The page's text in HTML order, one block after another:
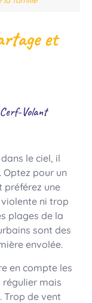
et
Volant
le ciel, il
Optez pour un
préférez une
ni trop
plages de la
sont des
envolée.
en compte les
mais
Trop de vent